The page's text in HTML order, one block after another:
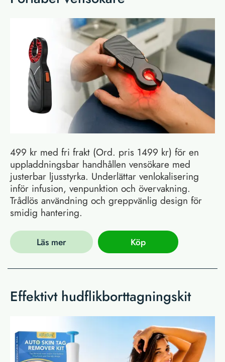
499 kr med fri frakt (Ord. pris 1499 kr) för en
uppladdningsbar handhållen vensökare med
justerbar ljusstyrka. Underlättar venlokalisering
inför infusion, venpunktion och övervakning.
Trådlös användning och greppvänlig design för
smidig hantering.
Läs mer Köp
Effektivt hudflikborttagningskit